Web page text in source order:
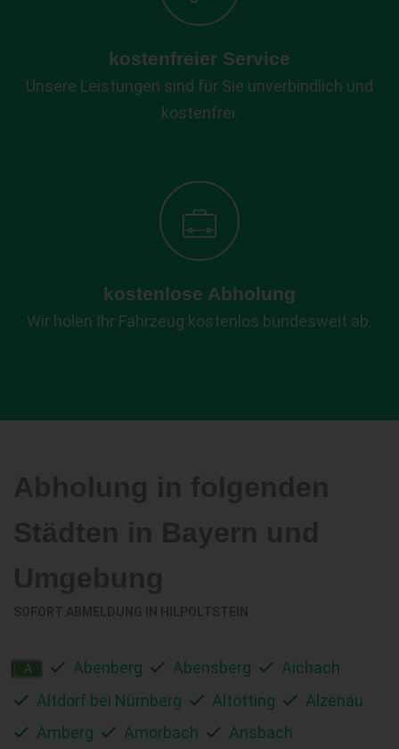
kostenfreier Service
Unsere Leistungen sind für Sie unverbindlich und
kostenfrei.
kostenlose Abholung
Wir holen Ihr Fahrzeug kostenlos bundesweit ab.
A Abenberg Abensberg
Aichach
Altdorf bei Nürnberg
Altötting
Alzenau
Amberg
Amorbach
Ansbach